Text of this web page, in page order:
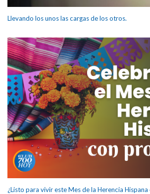
Llevando los unos las cargas de los otros.
¿Listo para vivir este Mes de la Herencia